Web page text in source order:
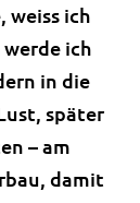
weiss ich
ich
in die
später
– am
damit